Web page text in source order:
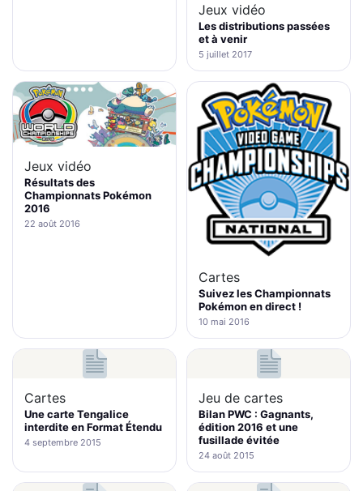
Jeux vidéo
Les distributions passées
et à venir
5 juillet 2017
Jeux vidéo
Résultats des
Championnats Pokémon
2016
22 août 2016
Cartes
Suivez les Championnats
Pokémon en direct !
10 mai 2016
Cartes
Une carte Tengalice
interdite en Format Étendu
4 septembre 2015
Jeu de cartes
Bilan PWC : Gagnants,
édition 2016 et une
fusillade évitée
24 août 2015